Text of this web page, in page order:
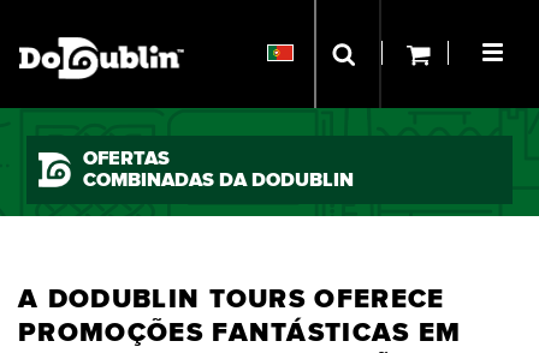
OFERTAS
COMBINADAS DA DODUBLIN
A DODUBLIN TOURS OFERECE
PROMOÇÕES FANTÁSTICAS EM